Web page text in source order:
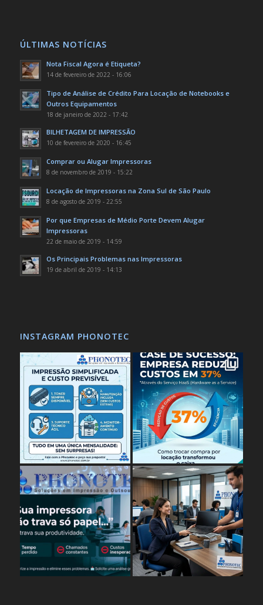
ÚLTIMAS NOTÍCIAS
Nota Fiscal Agora é Etiqueta?
14 de fevereiro de 2022 - 16:06
Tipo de Análise de Crédito Para Locação de Notebooks e
Outros Equipamentos
18 de janeiro de 2022 - 17:42
BILHETAGEM DE IMPRESSÃO
10 de fevereiro de 2020 - 16:45
Comprar ou Alugar Impressoras
8 de novembro de 2019 - 15:22
Locação de Impressoras na Zona Sul de São Paulo
8 de agosto de 2019 - 22:55
Por que Empresas de Médio Porte Devem Alugar
Impressoras
22 de maio de 2019 - 14:59
Os Principais Problemas nas Impressoras
19 de abril de 2019 - 14:13
INSTAGRAM PHONOTEC